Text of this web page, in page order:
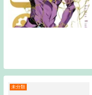
未分類